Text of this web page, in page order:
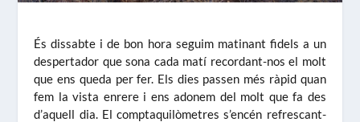
És dissabte i de bon hora seguim matinant fidels a un
despertador que sona cada matí recordant-nos el molt
que ens queda per fer. Els dies passen més ràpid quan
fem la vista enrere i ens adonem del molt que fa des
d’aquell dia. El comptaquilòmetres s’encén refrescant-